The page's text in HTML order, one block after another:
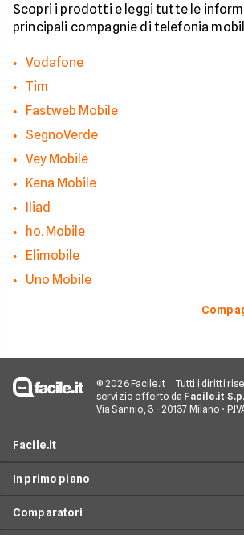
Scopri i prodotti e leggi tutte le
principali compagnie di telefonia
Vodafone
Tim
Fastweb Mobile
SegnoVerde
Vey Mobile
Kena Mobile
Iliad
ho. Mobile
Elimobile
Uno Mobile
© 2026 Facile.it Tutti i diritti
servizio offerto da Facile.it
Via Sannio, 3 - 20137 Milano •
Facile.it
Assicurazioni
Prestiti
In primo piano
Offerte Telefonia mobile
Comparatori